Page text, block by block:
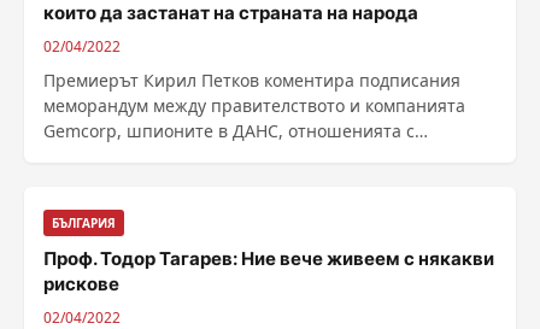
които да застанат на страната на народа
02/04/2022
Премиерът Кирил Петков коментира подписания
меморандум между правителството и компанията
Gemcorp, шпионите в ДАНС, отношенията с
БЪЛГАРИЯ
Проф. Тодор Тагарев: Ние вече живеем с някакви
рискове
02/04/2022